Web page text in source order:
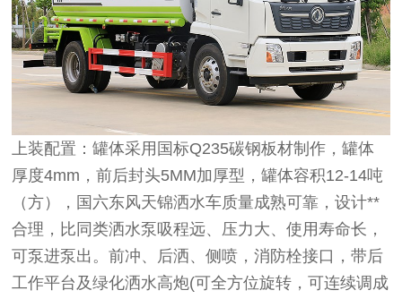
上装配置：罐体采用国标Q235碳钢板材制作，罐体
厚度4mm，前后封头5MM加厚型，罐体容积12-14吨
（方），国六东风天锦洒水车质量成熟可靠，设计**
合理，比同类洒水泵吸程远、压力大、使用寿命长，
可泵进泵出。前冲、后洒、侧喷，消防栓接口，带后
工作平台及绿化洒水高炮(可全方位旋转，可连续调成